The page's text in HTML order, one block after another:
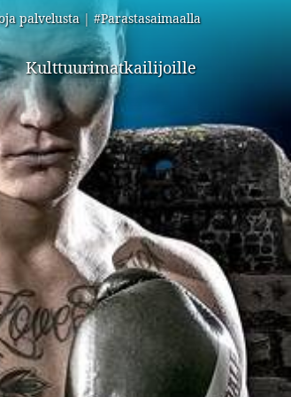
palvelusta #Parastasaimaalla
Kulttuurimatkailijoille